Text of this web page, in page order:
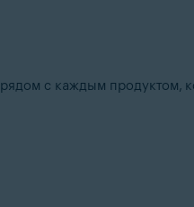
рядом с каждым продуктом,